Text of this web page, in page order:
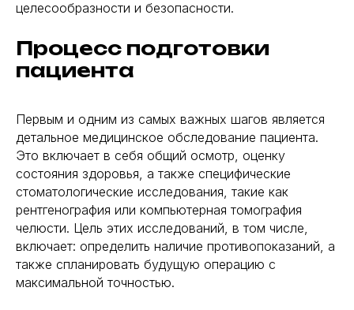
целесообразности и безопасности.
Процесс подготовки
пациента
Первым и одним из самых важных шагов является
детальное медицинское обследование пациента.
Это включает в себя общий осмотр, оценку
состояния здоровья, а также специфические
стоматологические исследования, такие как
рентгенография или компьютерная томография
челюсти. Цель этих исследований, в том числе,
включает: определить наличие противопоказаний, а
также спланировать будущую операцию с
максимальной точностью.